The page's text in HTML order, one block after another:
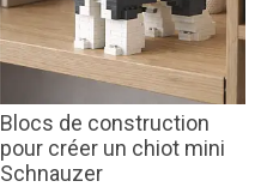
Blocs de construction
pour créer un chiot mini
Schnauzer